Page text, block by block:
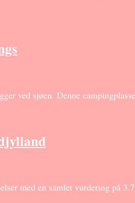
ved sjøen. Denne
med en samlet vurdering på